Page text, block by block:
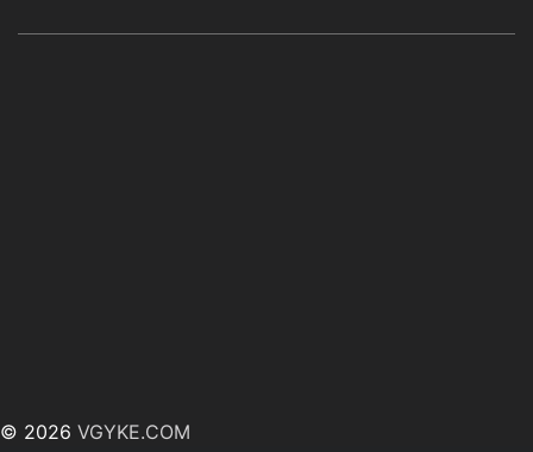
© 2026 VGYKE.COM